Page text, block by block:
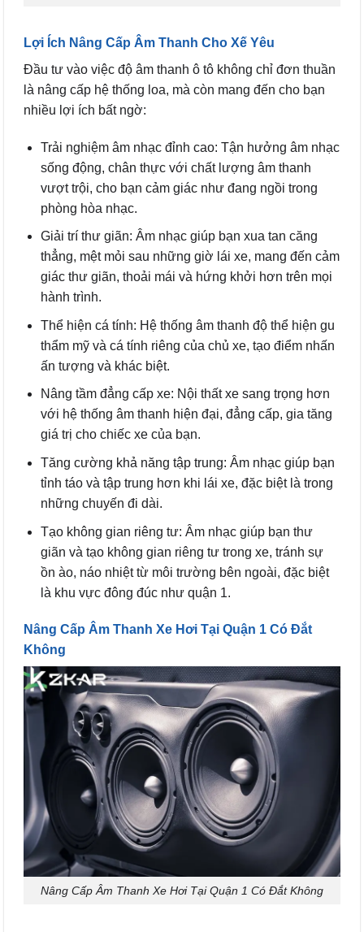
Lợi Ích Nâng Cấp Âm Thanh Cho Xế Yêu
Đầu tư vào việc độ âm thanh ô tô không chỉ đơn thuần
là nâng cấp hệ thống loa, mà còn mang đến cho bạn
nhiều lợi ích bất ngờ:
Trải nghiệm âm nhạc đỉnh cao: Tận hưởng âm nhạc
sống động, chân thực với chất lượng âm thanh
vượt trội, cho bạn cảm giác như đang ngồi trong
phòng hòa nhạc.
Giải trí thư giãn: Âm nhạc giúp bạn xua tan căng
thẳng, mệt mỏi sau những giờ lái xe, mang đến cảm
giác thư giãn, thoải mái và hứng khởi hơn trên mọi
hành trình.
Thể hiện cá tính: Hệ thống âm thanh độ thể hiện gu
thẩm mỹ và cá tính riêng của chủ xe, tạo điểm nhấn
ấn tượng và khác biệt.
Nâng tầm đẳng cấp xe: Nội thất xe sang trọng hơn
với hệ thống âm thanh hiện đại, đẳng cấp, gia tăng
giá trị cho chiếc xe của bạn.
Tăng cường khả năng tập trung: Âm nhạc giúp bạn
tỉnh táo và tập trung hơn khi lái xe, đặc biệt là trong
những chuyến đi dài.
Tạo không gian riêng tư: Âm nhạc giúp bạn thư
giãn và tạo không gian riêng tư trong xe, tránh sự
ồn ào, náo nhiệt từ môi trường bên ngoài, đặc biệt
là khu vực đông đúc như quận 1.
Nâng Cấp Âm Thanh Xe Hơi Tại Quận 1 Có Đắt
Không
Nâng Cấp Âm Thanh Xe Hơi Tại Quận 1 Có Đắt Không